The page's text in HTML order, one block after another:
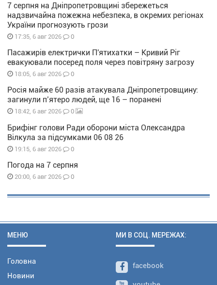
7 серпня на Дніпропетровщині збережеться
надзвичайна пожежна небезпека, в окремих регіонах
України прогнозують грози
17:35, 6 авг 2026 0
Пасажирів електрички П'ятихатки – Кривий Ріг
евакуювали посеред поля через повітряну загрозу
18:05, 6 авг 2026 0
Росія майже 60 разів атакувала Дніпропетровщину:
загинули п’ятеро людей, ще 16 – поранені
18:42, 6 авг 2026 0
Брифінг голови Ради оборони міста Олександра
Вілкула за підсумками 06 08 26
19:15, 6 авг 2026 0
Погода на 7 серпня
20:00, 6 авг 2026 0
МЕНЮ
Головна
Новини
МИ В СОЦ. МЕРЕЖАХ:
facebook